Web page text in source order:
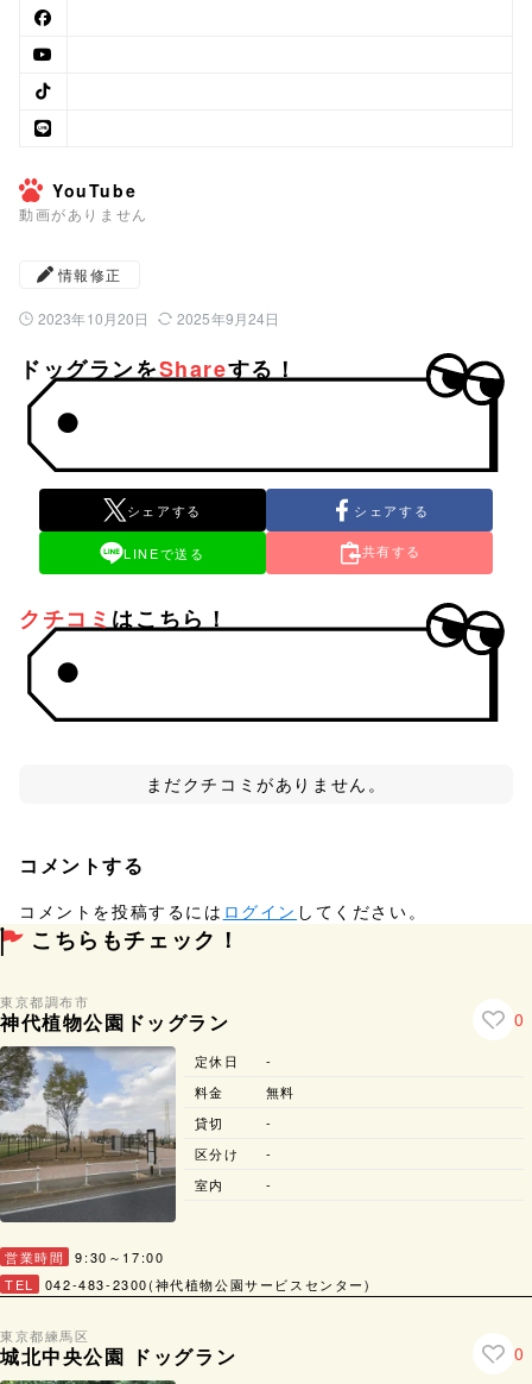
YouTube
動画がありません
情報修正
公開日：
2023年10月20日 最終更新日：
2025年9月24日
ドッグランをShareする！
シェアする シェアする
LINEで送る 共有する
クチコミはこちら！
まだクチコミがありません。
コメントする
コメントを投稿するには ログイン してください。
こちらもチェック！
東京都調布市
神代植物公園ドッグラン 0
営業時間
9:30～17:00
TEL
042-483-2300(神代植物公園サービスセンター)
定休日
-
料金
無料
貸切
-
区分け
-
室内
-
東京都練馬区
城北中央公園 ドッグラン 0